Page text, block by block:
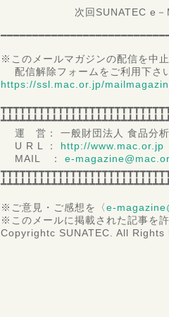
次回SUNATEC e－
※このメールマガジンの配信を中
配信解除フォームをご利用下さ
https://ssl.mac.or.jp/
運 営： 一般財団法人 食品分析
U R L ： http://www.mac.or.jp
MAIL ： e-
※ご意見・ご感想を〈e-
※このメールに掲載された記事を
Copyrightc SUNATEC. All Rights